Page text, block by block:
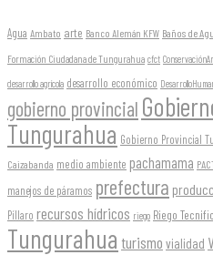
Agua Ambato arte Banco Alemán KFW Baños de
Formación Ciudadana de Tungurahua cfct
desarrollo agrícola desarrollo económico
gobierno provincial
Tungurahua Gobierno Provincial
Caizabanda medio ambiente pachamama
manejos de páramos prefectura
Píllaro recursos hídricos riego Riego
Tungurahua turismo vialidad